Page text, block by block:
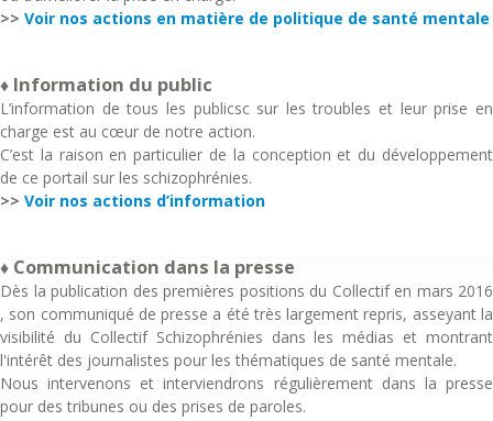
>> Voir nos actions en matière de politique de santé mentale
♦ Information du public
L’information de tous les publicsc sur les troubles et leur prise en
charge est au cœur de notre action.
C’est la raison en particulier de la conception et du développement
de ce portail sur les schizophrénies.
>> Voir nos actions d’information
♦ Communication dans la presse
Dès la publication des premières positions du Collectif en mars 2016
, son communiqué de presse a été très largement repris, asseyant la
visibilité du Collectif Schizophrénies dans les médias et montrant
l'intérêt des journalistes pour les thématiques de santé mentale.
Nous intervenons et interviendrons régulièrement dans la presse
pour des tribunes ou des prises de paroles.